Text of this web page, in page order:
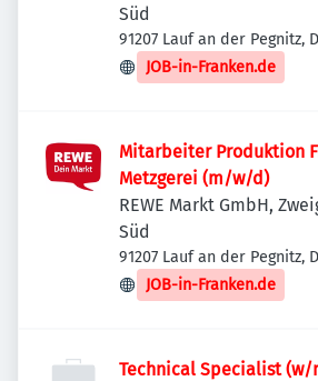
Süd
91207 Lauf an der Pegnitz,
JOB-in-Franken.de
Mitarbeiter Produktion
Metzgerei (m/w/d)
REWE Markt GmbH,
Süd
91207 Lauf an der Pegnitz,
JOB-in-Franken.de
Technical Specialist